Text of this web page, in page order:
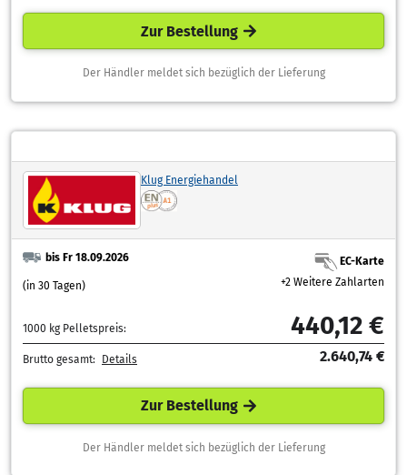
Zur Bestellung
Der Händler meldet sich bezüglich der Lieferung
Klug Energiehandel
bis Fr 18.09.2026
(in 30 Tagen)
EC-Karte
+2 Weitere Zahlarten
1000 kg Pelletspreis: 440,12 €
Brutto gesamt: Details 2.640,74 €
Zur Bestellung
Der Händler meldet sich bezüglich der Lieferung